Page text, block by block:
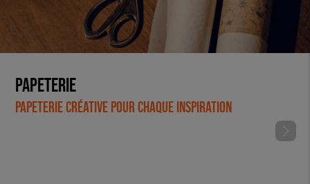
Papeterie
Papeterie créative pour chaque inspiration